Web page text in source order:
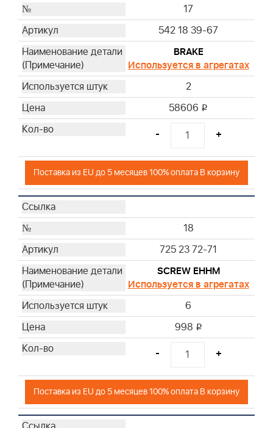
17
542 18 39-67
BRAKE
Используется в агрегатах
2
58606 i
- +
Поставка из EU до 5 месяцев 100% оплата В корзину
18
725 23 72-71
SCREW EHHM
Используется в агрегатах
6
998 i
- +
Поставка из EU до 5 месяцев 100% оплата В корзину